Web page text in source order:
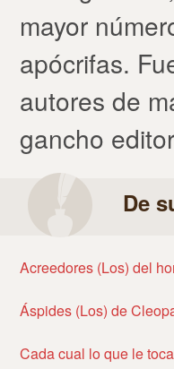
mayor
apócrifas.
autores de
gancho
De
Acreedores (Los) del
Áspides (Los) de
Cada cual lo que le toca